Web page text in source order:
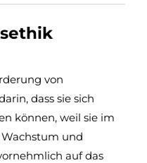
von
dass sie sich
können, weil sie im
und
auf das